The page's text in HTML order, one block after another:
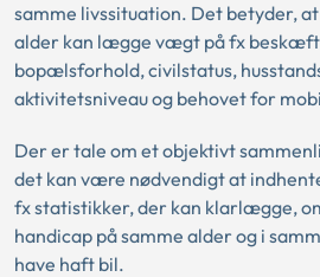
samme livssituation. Det betyder,
alder kan lægge vægt på fx
bopælsforhold, civilstatus,
aktivitetsniveau og behovet for
Der er tale om et objektivt
det kan være nødvendigt at
fx statistikker, der kan klarlægge,
handicap på samme alder og i
have haft bil.